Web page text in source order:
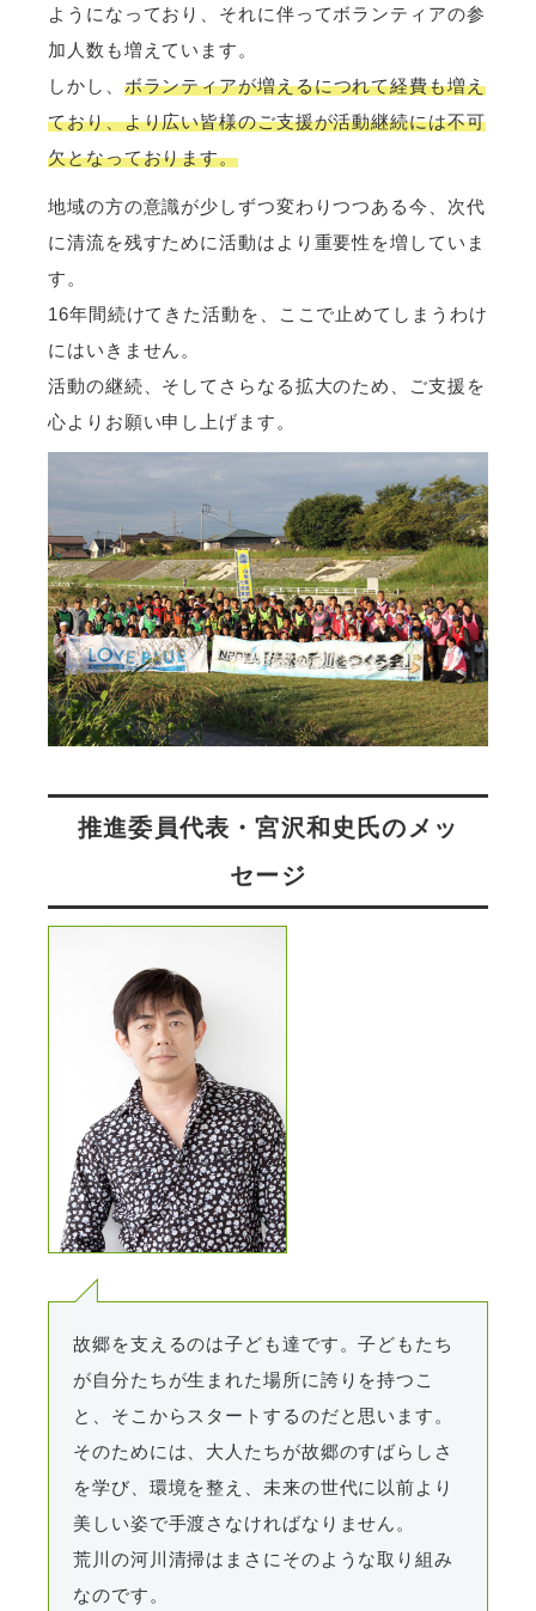
ようになっており、それに伴ってボランティアの参
加人数も増えています。
しかし、 ボランティアが増えるにつれて経費も増え
ており、より広い皆様のご支援が活動継続には不可
欠となっております。
地域の方の意識が少しずつ変わりつつある今、次代
に清流を残すために活動はより重要性を増していま
す。
16年間続けてきた活動を、ここで止めてしまうわけ
にはいきません。
活動の継続、そしてさらなる拡大のため、ご支援を
心よりお願い申し上げます。
推進委員代表・宮沢和史氏のメッ
セージ
故郷を支えるのは子ども達です。子どもたち
が自分たちが生まれた場所に誇りを持つこ
と、そこからスタートするのだと思います。
そのためには、大人たちが故郷のすばらしさ
を学び、環境を整え、未来の世代に以前より
美しい姿で手渡さなければなりません。
荒川の河川清掃はまさにそのような取り組み
なのです。